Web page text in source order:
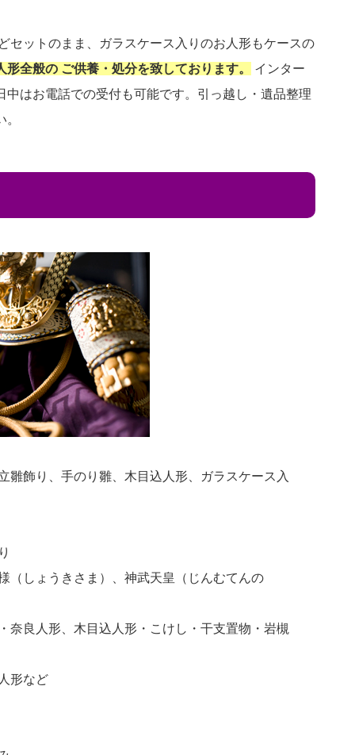
セットのまま、ガラスケース入りのお人形もケースの
形全般の ご供養・処分を致しております。
インター
はお電話での受付も可能です。引っ越し・遺品整理
雛飾り、手のり雛、木目込人形、ガラスケース入
（しょうきさま）、神武天皇（じんむてんの
奈良人形、木目込人形・こけし・干支置物・岩槻
形など